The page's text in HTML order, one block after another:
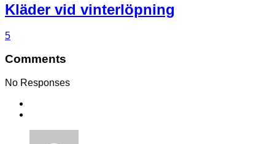
Kläder vid vinterlöpning
5
Comments
No Responses